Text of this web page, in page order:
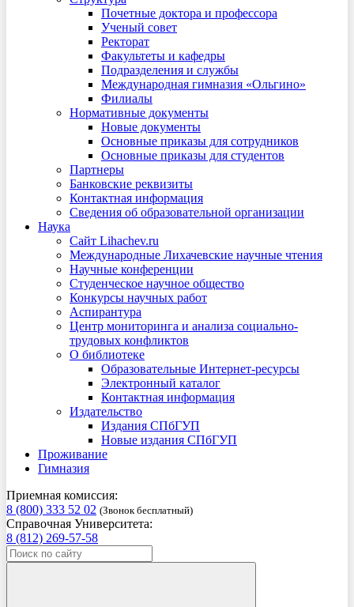
Почетные доктора и профессора
Ученый совет
Ректорат
Факультеты и кафедры
Подразделения и службы
Международная гимназия «Ольгино»
Филиалы
Нормативные документы
Новые документы
Основные приказы для сотрудников
Основные приказы для студентов
Партнеры
Банковские реквизиты
Контактная информация
Сведения об образовательной организации
Наука
Сайт Lihachev.ru
Международные Лихачевские научные чтения
Научные конференции
Студенческое научное общество
Конкурсы научных работ
Аспирантура
Центр мониторинга и анализа социально-
трудовых конфликтов
О библиотеке
Образовательные Интернет-ресурсы
Электронный каталог
Контактная информация
Издательство
Издания СПбГУП
Новые издания СПбГУП
Проживание
Гимназия
Приемная комиссия:
8 (800) 333 52 02 (Звонок бесплатный)
Справочная Университета:
8 (812) 269-57-58